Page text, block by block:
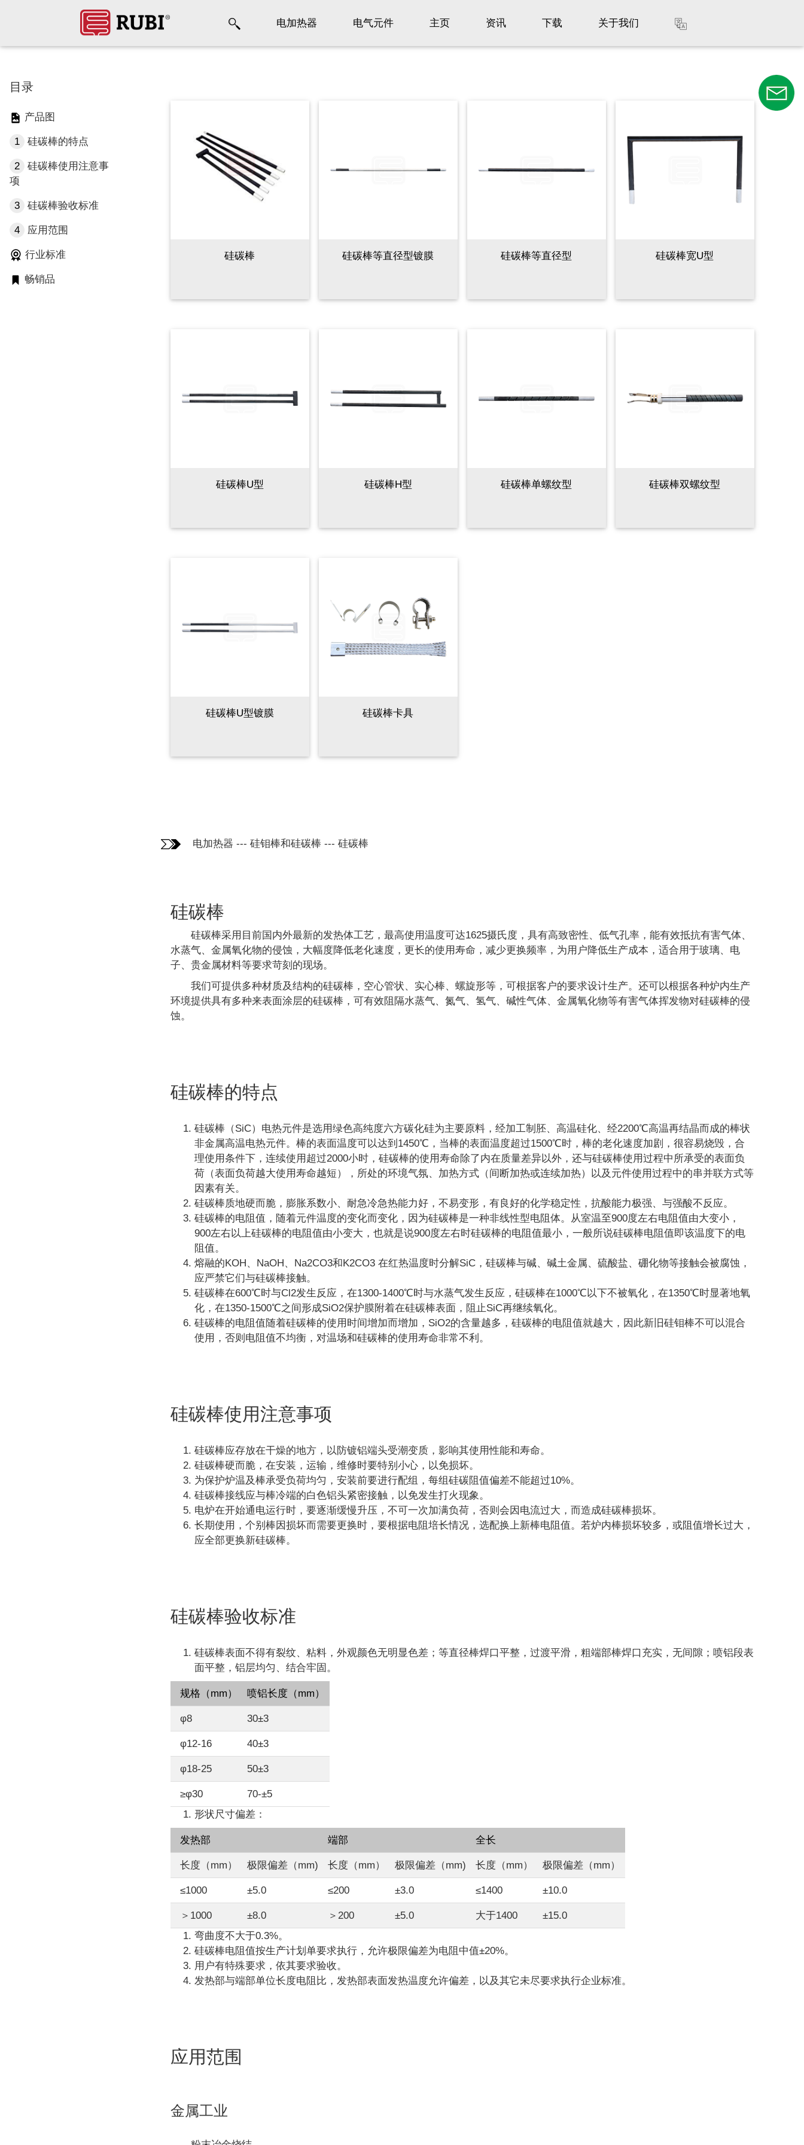
电加热器 电气元件 主页 资讯 下载 关于我们
目录
产品图
1 硅碳棒的特点
2
硅碳棒使用注意事
项
3 硅碳棒验收标准
4 应用范围
行业标准
畅销品
硅碳棒 硅碳棒等直径型镀膜 硅碳棒等直径型 硅碳棒宽U型
硅碳棒U型 硅碳棒H型 硅碳棒单螺纹型 硅碳棒双螺纹型
硅碳棒U型镀膜 硅碳棒卡具
电加热器 --- 硅钼棒和硅碳棒 --- 硅碳棒
硅碳棒
硅碳棒采用目前国内外最新的发热体工艺，最高使用温度可达1625摄氏度，具有高致密性、低气孔率，能有效抵抗有害气体、
水蒸气、金属氧化物的侵蚀，大幅度降低老化速度，更长的使用寿命，减少更换频率，为用户降低生产成本，适合用于玻璃、电
子、贵金属材料等要求苛刻的现场。
我们可提供多种材质及结构的硅碳棒，空心管状、实心棒、螺旋形等，可根据客户的要求设计生产。还可以根据各种炉内生产
环境提供具有多种来表面涂层的硅碳棒，可有效阻隔水蒸气、氮气、氢气、碱性气体、金属氧化物等有害气体挥发物对硅碳棒的侵
蚀。
硅碳棒的特点
硅碳棒（SiC）电热元件是选用绿色高纯度六方碳化硅为主要原料，经加工制胚、高温硅化、经2200℃高温再结晶而成的棒状
非金属高温电热元件。棒的表面温度可以达到1450℃，当棒的表面温度超过1500℃时，棒的老化速度加剧，很容易烧毁，合
理使用条件下，连续使用超过2000小时，硅碳棒的使用寿命除了内在质量差异以外，还与硅碳棒使用过程中所承受的表面负
荷（表面负荷越大使用寿命越短），所处的环境气氛、加热方式（间断加热或连续加热）以及元件使用过程中的串并联方式等
因素有关。
硅碳棒质地硬而脆，膨胀系数小、耐急冷急热能力好，不易变形，有良好的化学稳定性，抗酸能力极强、与强酸不反应。
硅碳棒的电阻值，随着元件温度的变化而变化，因为硅碳棒是一种非线性型电阻体。从室温至900度左右电阻值由大变小，
900左右以上硅碳棒的电阻值由小变大，也就是说900度左右时硅碳棒的电阻值最小，一般所说硅碳棒电阻值即该温度下的电
阻值。
熔融的KOH、NaOH、Na2CO3和K2CO3 在红热温度时分解SiC，硅碳棒与碱、碱土金属、硫酸盐、硼化物等接触会被腐蚀，
应严禁它们与硅碳棒接触。
硅碳棒在600℃时与Cl2发生反应，在1300-1400℃时与水蒸气发生反应，硅碳棒在1000℃以下不被氧化，在1350℃时显著地氧
化，在1350-1500℃之间形成SiO2保护膜附着在硅碳棒表面，阻止SiC再继续氧化。
硅碳棒的电阻值随着硅碳棒的使用时间增加而增加，SiO2的含量越多，硅碳棒的电阻值就越大，因此新旧硅钼棒不可以混合
使用，否则电阻值不均衡，对温场和硅碳棒的使用寿命非常不利。
硅碳棒使用注意事项
硅碳棒应存放在干燥的地方，以防镀铝端头受潮变质，影响其使用性能和寿命。
硅碳棒硬而脆，在安装，运输，维修时要特别小心，以免损坏。
为保护炉温及棒承受负荷均匀，安装前要进行配组，每组硅碳阻值偏差不能超过10%。
硅碳棒接线应与棒冷端的白色铝头紧密接触，以免发生打火现象。
电炉在开始通电运行时，要逐渐缓慢升压，不可一次加满负荷，否则会因电流过大，而造成硅碳棒损坏。
长期使用，个别棒因损坏而需要更换时，要根据电阻培长情况，选配换上新棒电阻值。若炉内棒损坏较多，或阻值增长过大，
应全部更换新硅碳棒。
硅碳棒验收标准
硅碳棒表面不得有裂纹、粘料，外观颜色无明显色差；等直径棒焊口平整，过渡平滑，粗端部棒焊口充实，无间隙；喷铝段表
面平整，铝层均匀、结合牢固。
规格（mm） 喷铝长度（mm）
φ8 30±3
φ12-16 40±3
φ18-25 50±3
≥φ30
70-±5
形状尺寸偏差：
发热部 端部 全长
长度（mm） 极限偏差（mm) 长度（mm） 极限偏差（mm) 长度（mm） 极限偏差（mm）
≤1000 ±5.0 ≤200 ±3.0 ≤1400 ±10.0
＞1000 ±8.0 ＞200 ±5.0 大于1400
±15.0
弯曲度不大于0.3%。
硅碳棒电阻值按生产计划单要求执行，允许极限偏差为电阻中值±20%。
用户有特殊要求，依其要求验收。
发热部与端部单位长度电阻比，发热部表面发热温度允许偏差，以及其它未尽要求执行企业标准。
应用范围
金属工业